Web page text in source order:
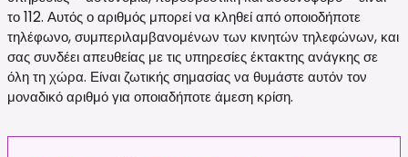
το 112. Αυτός ο αριθμός μπορεί να κληθεί από οποιοδήποτε
τηλέφωνο, συμπεριλαμβανομένων των κινητών τηλεφώνων, και
σας συνδέει απευθείας με τις υπηρεσίες έκτακτης ανάγκης σε
όλη τη χώρα. Είναι ζωτικής σημασίας να θυμάστε αυτόν τον
μοναδικό αριθμό για οποιαδήποτε άμεση κρίση.